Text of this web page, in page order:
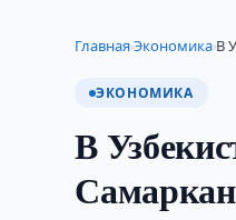
Главная›Экономика›В
ЭКОНОМИКА
В